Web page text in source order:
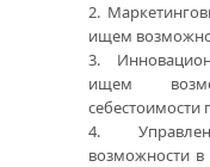
2.
ищем
3.
ищем
себестоимости
4.
возможности в